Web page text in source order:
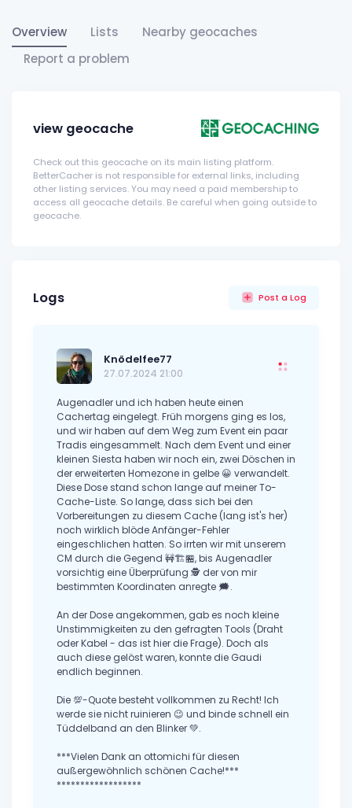
Overview Lists
Nearby geocaches
Report a problem
view geocache
Check out this geocache on its main listing platform.
BetterCacher is not responsible for external links, including
other listing services. You may need a paid membership to
access all geocache details. Be careful when going outside to
geocache.
Logs Post a Log
Knödelfee77
27.07.2024 21:00
Augenadler und ich haben heute einen
Cachertag eingelegt. Früh morgens ging es los,
und wir haben auf dem Weg zum Event ein paar
Tradis eingesammelt. Nach dem Event und einer
kleinen Siesta haben wir noch ein, zwei Döschen in
der erweiterten Homezone in gelbe 😀 verwandelt.
Diese Dose stand schon lange auf meiner To-
Cache-Liste. So lange, dass sich bei den
Vorbereitungen zu diesem Cache (lang ist's her)
noch wirklich blöde Anfänger-Fehler
eingeschlichen hatten. So irrten wir mit unserem
CM durch die Gegend 🚧🏗️🏪, bis Augenadler
vorsichtig eine Überprüfung 🕵️ der von mir
bestimmten Koordinaten anregte 🗯️.
An der Dose angekommen, gab es noch kleine
Unstimmigkeiten zu den gefragten Tools (Draht
oder Kabel - das ist hier die Frage). Doch als
auch diese gelöst waren, konnte die Gaudi
endlich beginnen.
Die 💯-Quote besteht vollkommen zu Recht! Ich
werde sie nicht ruinieren 😉 und binde schnell ein
Tüddelband an den Blinker 💚.
***Vielen Dank an ottomichi für diesen
außergewöhnlich schönen Cache!***
******************